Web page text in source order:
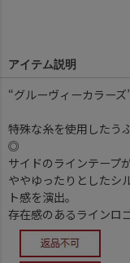
アイテム説明
“グルーヴィーカラー
特殊な糸を使用したう
◎
サイドのラインテープ
ややゆったりとしたシ
ト感を演出。
存在感のあるラインロ